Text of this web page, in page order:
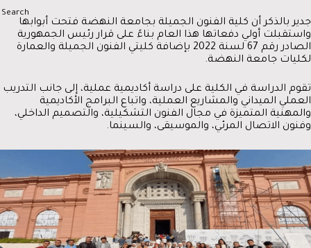
جدير بالذكر أن كلية الفنون الجميلة بجامعة النهضة فتحت أبوابها
واستقبلت أولي دفعاتها هذا العام بناءً على قرار رئيس الجمهورية
الصادر رقم 67 لسنة 2022 بإضافة كليتي الفنون الجميلة والعمارة
لكليات جامعة النهضة.
تقوم الدراسة في الكلية على دراسة أكاديمية عملية، إلى جانب التدريب
العملي الميداني والمشاريع العملية، واتباع البرامج الأكاديمية
والمهنية المتميزة في مجال الفنون التشكيلية، والتصميم الداخلي،
وفنون الاتصال المرئي، والموسيقى، والسينما.